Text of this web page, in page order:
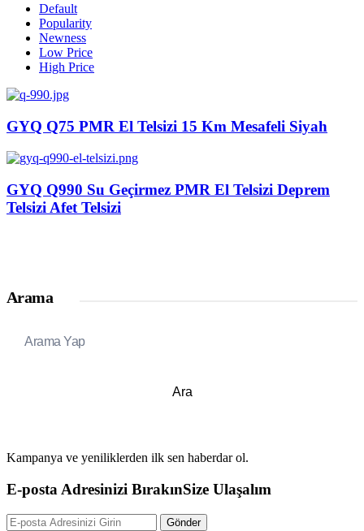
Default
Popularity
Newness
Low Price
High Price
GYQ Q75 PMR El Telsizi 15 Km Mesafeli Siyah
GYQ Q990 Su Geçirmez PMR El Telsizi Deprem
Telsizi Afet Telsizi
Arama
Ara
Kampanya ve yeniliklerden ilk sen haberdar ol.
E-posta Adresinizi BırakınSize Ulaşalım